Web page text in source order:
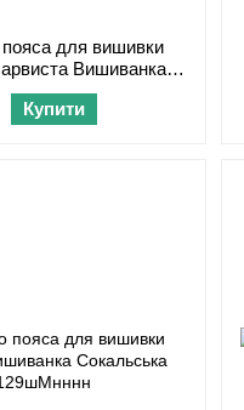
пояса для вишивки
Вишиванка
ПС129кЧнннн
Купити